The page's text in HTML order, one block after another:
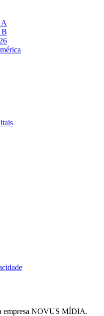
A
B
empresa NOVUS MÍDIA.